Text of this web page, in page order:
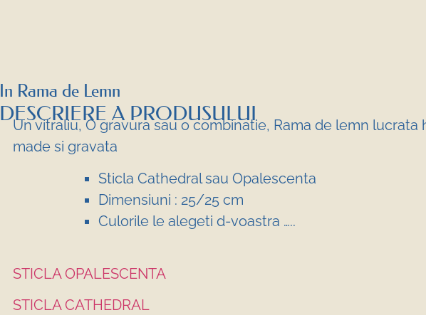
In Rama de Lemn
DESCRIERE A PRODUSULUI
Un vitraliu, O gravura sau o combinatie, Rama de lemn lucrata
made si gravata
Sticla Cathedral sau Opalescenta
Dimensiuni : 25/25 cm
Culorile le alegeti d-voastra …..
STICLA OPALESCENTA
STICLA CATHEDRAL